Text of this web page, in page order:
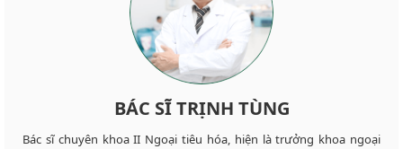
BÁC SĨ TRỊNH TÙNG
Bác sĩ chuyên khoa II Ngoại tiêu hóa, hiện là trưởng khoa ngoại